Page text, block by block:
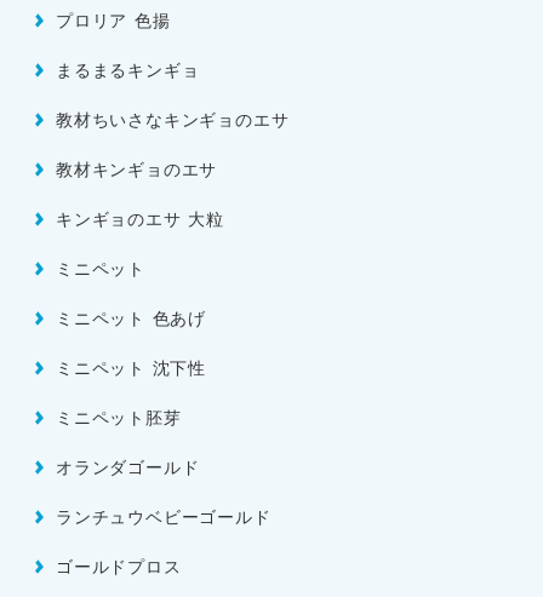
プロリア 色揚
まるまるキンギョ
教材ちいさなキンギョのエサ
教材キンギョのエサ
キンギョのエサ 大粒
ミニペット
ミニペット 色あげ
ミニペット 沈下性
ミニペット胚芽
オランダゴールド
ランチュウベビーゴールド
ゴールドプロス